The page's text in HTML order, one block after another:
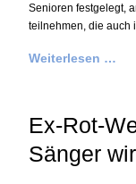
Senioren festgelegt,
teilnehmen, die auch
Weiterlesen …
Ex-Rot-
Sänger